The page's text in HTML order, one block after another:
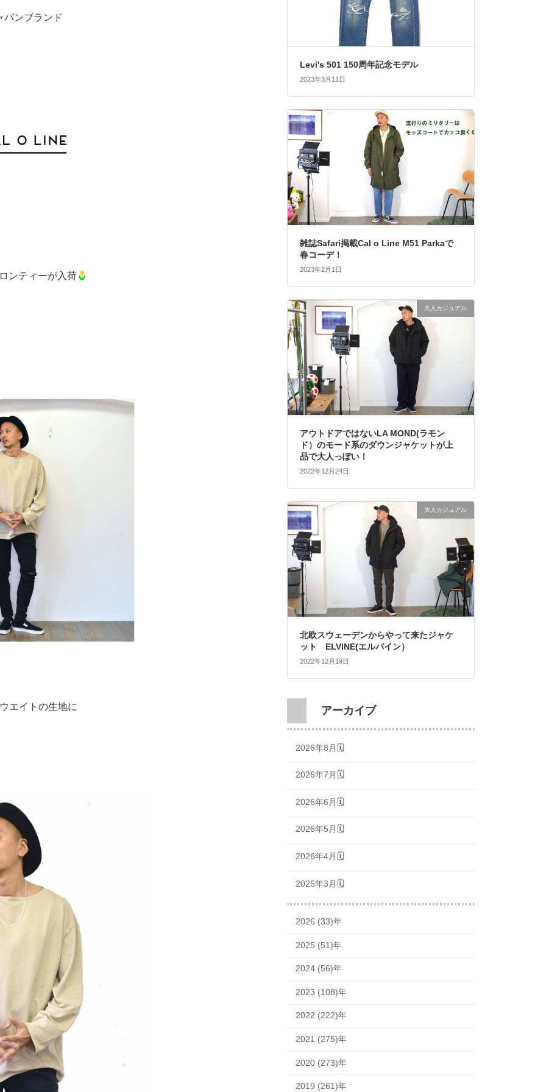
パンブランド
ンティーが入荷
エイトの生地に
Levi's 501 150周年記念モデル
2023年3月11日
雑誌Safari掲載Cal o Line M51 Parkaで
春コーデ！
2023年2月1日
大人カジュアル
アウトドアではないLA MOND(ラモン
ド）のモード系のダウンジャケットが上
品で大人っぽい！
2022年12月24日
大人カジュアル
北欧スウェーデンからやって来たジャケ
ット ELVINE(エルバイン）
2022年12月19日
アーカイブ
2026年8月🗓
2026年7月🗓
2026年6月🗓
2026年5月🗓
2026年4月🗓
2026年3月🗓
2026 (33)年
2025 (51)年
2024 (56)年
2023 (108)年
2022 (222)年
2021 (275)年
2020 (273)年
2019 (261)年